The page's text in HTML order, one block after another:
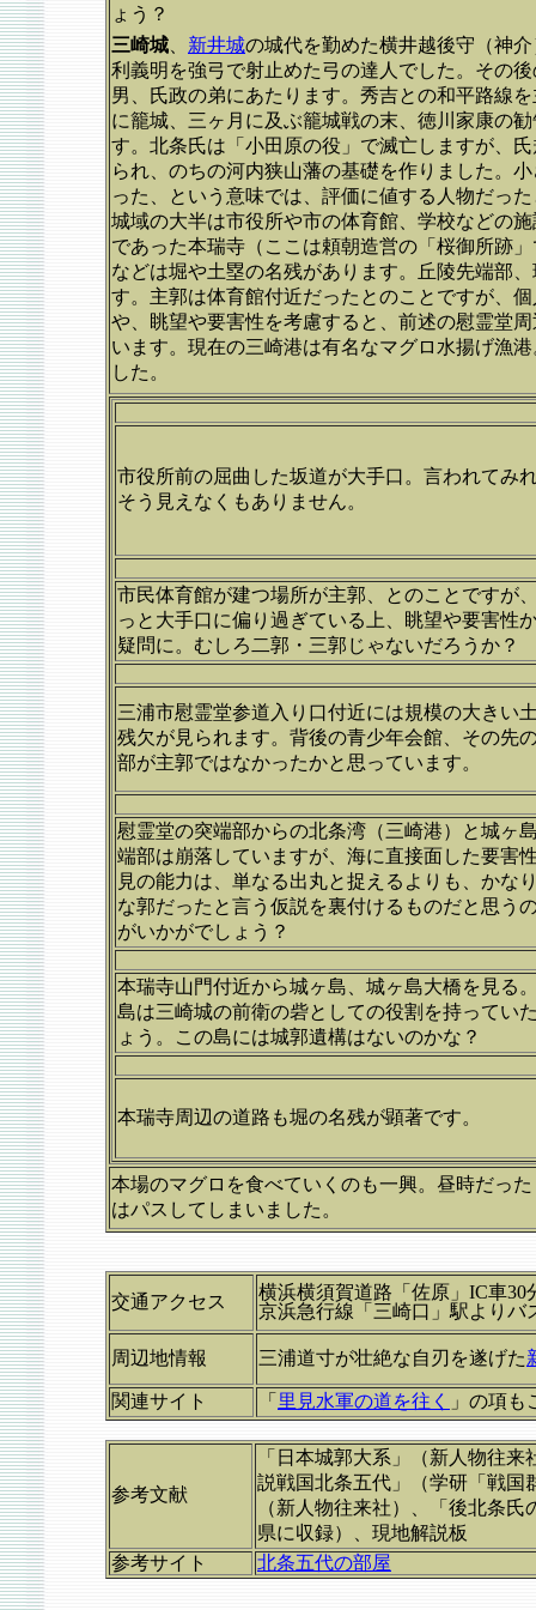
ょう？
三崎城
新井城の城代を勤めた横井越後守（神
利義明を強弓で射止めた弓の達人でした。その後
男、氏政の弟にあたります。秀吉との和平路線
に籠城、三ヶ月に及ぶ籠城戦の末、徳川家康の
す。北条氏は「小田原の役」で滅亡しますが、
られ、のちの河内狭山藩の基礎を作りました。
った、という意味では、評価に値する人物だっ
城域の大半は市役所や市の体育館、学校などの
であった本瑞寺（ここは頼朝造営の「桜御所跡
などは堀や土塁の名残があります。丘陵先端部
す。主郭は体育館付近だったとのことですが、
や、眺望や要害性を考慮すると、前述の慰霊堂
います。現在の三崎港は有名なマグロ水揚げ漁
した。
市役所前の屈曲した坂道が大手口。言われてみ
そう見えなくもありません。
市民体育館が建つ場所が主郭、とのことですが
っと大手口に偏り過ぎている上、眺望や要害性
疑問に。むしろ二郭・三郭じゃないだろうか？
三浦市慰霊堂参道入り口付近には規模の大きい
残欠が見られます。背後の青少年会館、その先
部が主郭ではなかったかと思っています。
慰霊堂の突端部からの北条湾（三崎港）と城ヶ
端部は崩落していますが、海に直接面した要害
見の能力は、単なる出丸と捉えるよりも、かな
な郭だったと言う仮説を裏付けるものだと思う
がいかがでしょう？
本瑞寺山門付近から城ヶ島、城ヶ島大橋を見る
島は三崎城の前衛の砦としての役割を持ってい
ょう。この島には城郭遺構はないのかな？
本瑞寺周辺の道路も堀の名残が顕著です。
本場のマグロを食べていくのも一興。昼時だっ
はパスしてしまいました。
交通アクセス
横浜横須賀道路「佐原」IC車
京浜急行線「三崎口」駅よりバ
周辺地情報 三浦道寸が壮絶な自刃を遂げた
関連サイト 「 里見水軍の道を往く 」の項も
参考文献
「日本城郭大系」（新人物往
説戦国北条五代」（学研「戦
（新人物往来社）、「後北条
県に収録）、現地解説板
参考サイト
北条五代の部屋